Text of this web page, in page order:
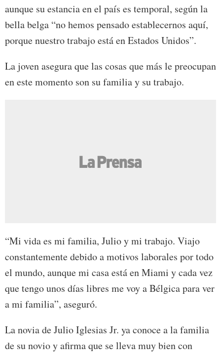
aunque su estancia en el país es temporal, según la
bella belga “no hemos pensado establecernos aquí,
porque nuestro trabajo está en Estados Unidos”.
La joven asegura que las cosas que más le preocupan
en este momento son su familia y su trabajo.
“Mi vida es mi familia, Julio y mi trabajo. Viajo
constantemente debido a motivos laborales por todo
el mundo, aunque mi casa está en Miami y cada vez
que tengo unos días libres me voy a Bélgica para ver
a mi familia”, aseguró.
La novia de Julio Iglesias Jr. ya conoce a la familia
de su novio y afirma que se lleva muy bien con